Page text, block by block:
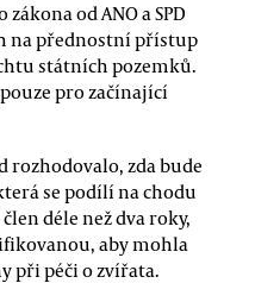
od ANO a SPD
na přednostní přístup
státních pozemků.
pro začínající
rozhodovalo, zda bude
se podílí na chodu
déle než dva roky,
aby mohla
při péči o zvířata.